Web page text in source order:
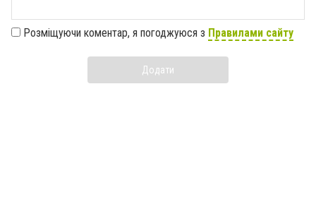
Розміщуючи коментар, я погоджуюся з Правилами сайту
Додати